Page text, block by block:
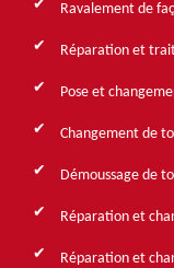
Ravalement de
Réparation et
Pose et
Changement de
Démoussage de
Réparation et
Réparation et